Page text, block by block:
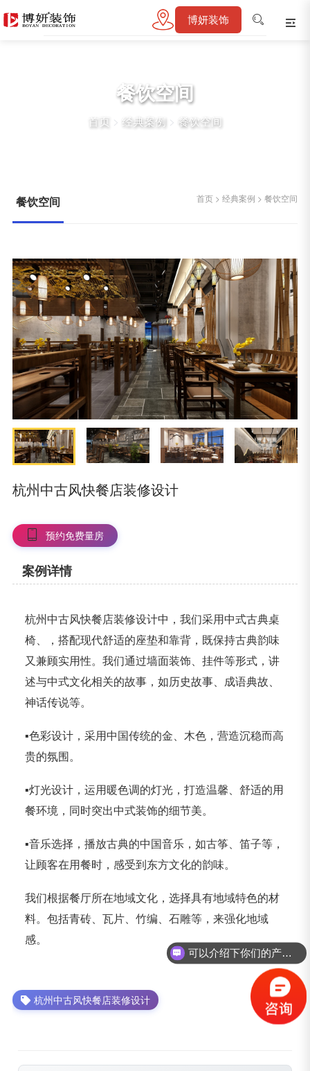
博妍装饰
餐饮空间
首页 > 经典案例> 餐饮空间
餐饮空间 首页 >经典案例 >餐饮空间
杭州中古风快餐店装修设计
预约免费量房
案例详情
杭州中古风快餐店装修设计中，我们采用中式古典桌
椅、，搭配现代舒适的座垫和靠背，既保持古典韵味
又兼顾实用性。我们通过墙面装饰、挂件等形式，讲
述与中式文化相关的故事，如历史故事、成语典故、
神话传说等。
▪️色彩设计，采用中国传统的金、木色，营造沉稳而高
贵的氛围。
▪️灯光设计，运用暖色调的灯光，打造温馨、舒适的用
餐环境，同时突出中式装饰的细节美。
▪️音乐选择，播放古典的中国音乐，如古筝、笛子等，
让顾客在用餐时，感受到东方文化的韵味。
我们根据餐厅所在地域文化，选择具有地域特色的材
料。包括青砖、瓦片、竹编、石雕等，来强化地域
感。
杭州中古风快餐店装修设计
可以介绍下你们的产品么？